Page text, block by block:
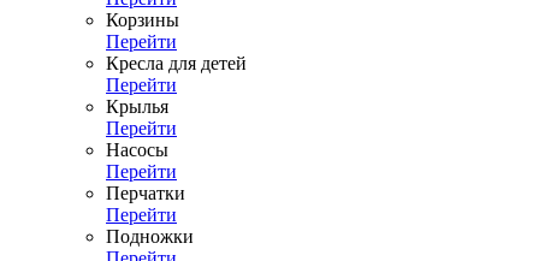
Корзины
Перейти
Кресла для детей
Перейти
Крылья
Перейти
Насосы
Перейти
Перчатки
Перейти
Подножки